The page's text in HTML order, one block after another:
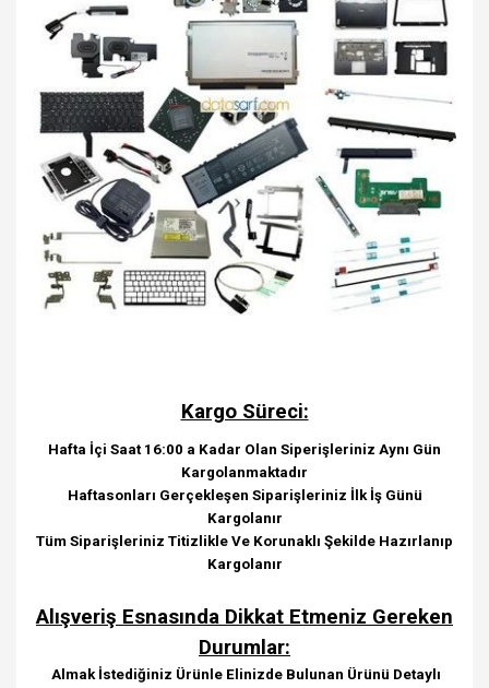
Kargo Süreci:
Hafta İçi Saat 16:00 a Kadar Olan Siperişleriniz Aynı Gün
Kargolanmaktadır
Haftasonları Gerçekleşen Siparişleriniz İlk İş Günü
Kargolanır
Tüm Siparişleriniz Titizlikle Ve Korunaklı Şekilde Hazırlanıp
Kargolanır
Alışveriş Esnasında Dikkat Etmeniz Gereken
Durumlar:
Almak İstediğiniz Ürünle Elinizde Bulunan Ürünü Detaylı